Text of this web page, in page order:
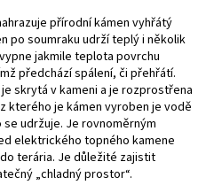
přírodní kámen vyhřátý
po soumraku udrží teplý i několik
jakmile teplota povrchu
předchází spálení, či přehřátí.
skrytá v kameni a je rozprostřena
kterého je kámen vyroben je vodě
udržuje. Je rovnoměrným
elektrického topného kamene
terária. Je důležité zajistit
„chladný prostor“.